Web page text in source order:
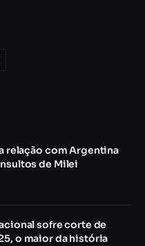
relação com Argentina
de Milei
sofre corte de
o maior da história